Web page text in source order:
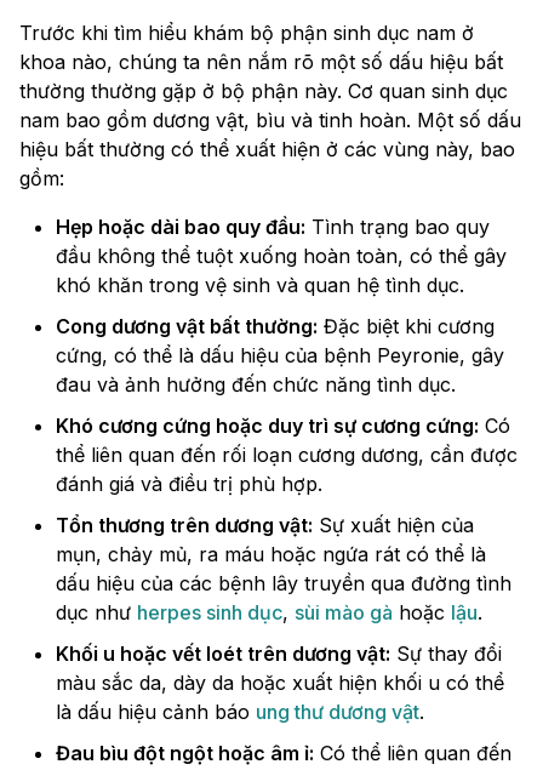
Trước khi tìm hiểu khám bộ phận sinh dục nam ở
khoa nào, chúng ta nên nắm rõ một số dấu hiệu bất
thường thường gặp ở bộ phận này. Cơ quan sinh dục
nam bao gồm dương vật, bìu và tinh hoàn. Một số dấu
hiệu bất thường có thể xuất hiện ở các vùng này, bao
gồm:
Hẹp hoặc dài bao quy đầu: Tình trạng bao quy
đầu không thể tuột xuống hoàn toàn, có thể gây
khó khăn trong vệ sinh và quan hệ tình dục.
Cong dương vật bất thường: Đặc biệt khi cương
cứng, có thể là dấu hiệu của bệnh Peyronie, gây
đau và ảnh hưởng đến chức năng tình dục.
Khó cương cứng hoặc duy trì sự cương cứng: Có
thể liên quan đến rối loạn cương dương, cần được
đánh giá và điều trị phù hợp.
Tổn thương trên dương vật: Sự xuất hiện của
mụn, chảy mủ, ra máu hoặc ngứa rát có thể là
dấu hiệu của các bệnh lây truyền qua đường tình
dục như herpes sinh dục, sùi mào gà hoặc lậu.
Khối u hoặc vết loét trên dương vật: Sự thay đổi
màu sắc da, dày da hoặc xuất hiện khối u có thể
là dấu hiệu cảnh báo ung thư dương vật.
Đau bìu đột ngột hoặc âm ỉ: Có thể liên quan đến